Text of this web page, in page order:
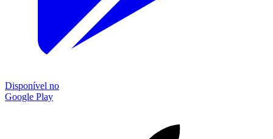
Disponível no
Google Play